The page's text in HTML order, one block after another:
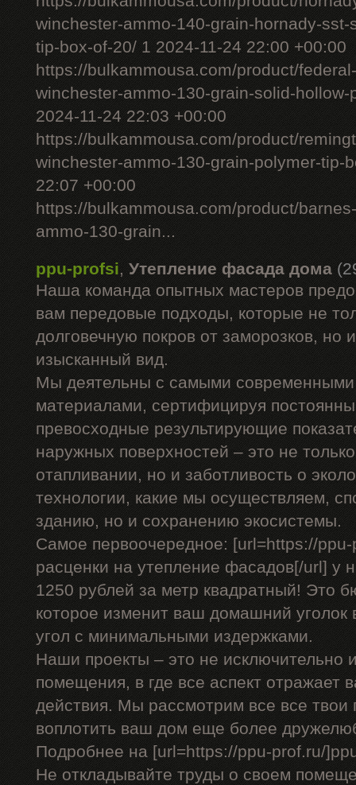
winchester-ammo-140-grain-hornady-
tip-box-of-20/ 1 2024-11-24 22:00 +00:00
https://bulkammousa.com/product/
winchester-ammo-130-grain-solid-
2024-11-24 22:03 +00:00
https://bulkammousa.com/product/
winchester-ammo-130-grain-polymer-tip-
22:07 +00:00
https://bulkammousa.com/product/
ammo-130-grain...
ppu-profsi, Утепление фасада дома
Наша команда опытных мастеров
вам передовые подходы, которые не
долговечную покров от заморозков,
изысканный вид.
Мы деятельны с самыми современными
материалами, сертифицируя
превосходные результирующие
наружных поверхностей – это не
отапливании, но и заботливость о
технологии, какие мы осуществляем,
зданию, но и сохранению экосистемы.
Самое первоочередное: [url=https://
расценки на утепление фасадов[/url] у
1250 рублей за метр квадратный! Это
которое изменит ваш домашний уголок
угол с минимальными издержками.
Наши проекты – это не исключительно
помещения, в где все аспект отражает
действия. Мы рассмотрим все все твои
воплотить ваш дом еще более
Подробнее на [url=https://ppu-prof.ru/
Не откладывайте труды о своем